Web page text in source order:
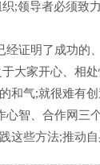
;领导者必须致
经证明了成功的
大家开心、相
和气;就很难有创
心智、合作网三
这些方法;推动自